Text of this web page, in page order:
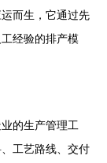
而生，它通过先
经验的排产模
的生产管理工
工艺路线、交付